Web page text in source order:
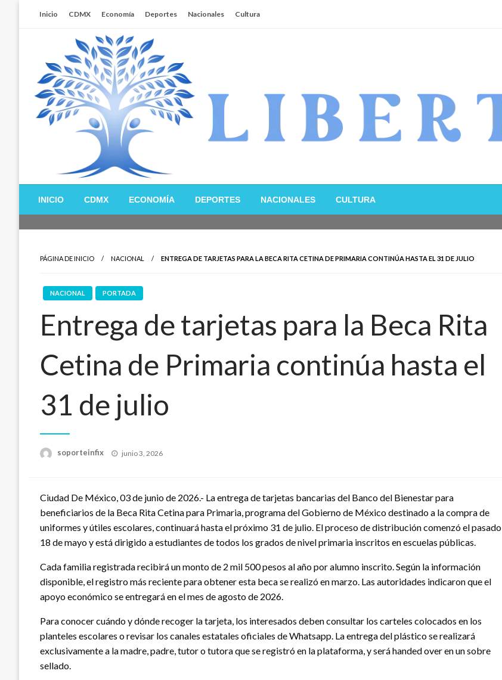
Inicio CDMX Economía Deportes Nacionales Cultura
Libertador MX
INICIO CDMX ECONOMÍA DEPORTES NACIONALES CULTURA
PÁGINA DE INICIO NACIONAL ENTREGA DE TARJETAS PARA LA BECA RITA CETINA DE PRIMARIA CONTINÚA HASTA EL 31 DE JULIO
NACIONAL PORTADA
Entrega de tarjetas para la Beca Rita
Cetina de Primaria continúa hasta el
31 de julio
soporteinfix
Publicado
junio 3, 2026
Ciudad De México, 03 de junio de 2026.- La entrega de tarjetas bancarias del Banco del Bienestar para
beneficiarios de la Beca Rita Cetina para Primaria, programa del Gobierno de México destinado a la compra de
uniformes y útiles escolares, continuará hasta el próximo 31 de julio. El proceso de distribución comenzó el pasado
18 de mayo y está dirigido a estudiantes de todos los grados de nivel primaria inscritos en escuelas públicas.
Cada familia registrada recibirá un monto de 2 mil 500 pesos al año por alumno inscrito. Según la información
disponible, el registro más reciente para obtener esta beca se realizó en marzo. Las autoridades indicaron que el
apoyo económico se entregará en el mes de agosto de 2026.
Para conocer cuándo y dónde recoger la tarjeta, los interesados deben consultar los carteles colocados en los
planteles escolares o revisar los canales estatales oficiales de Whatsapp. La entrega del plástico se realizará
exclusivamente a la madre, padre, tutor o tutora que se registró en la plataforma, y será handed over en un sobre
sellado.